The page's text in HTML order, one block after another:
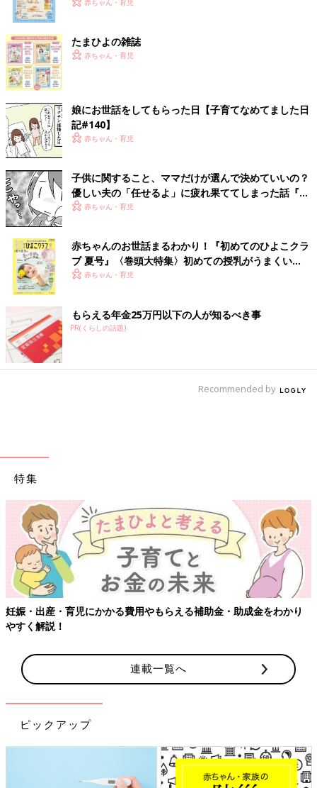
いっぱい！
赤ちゃん・育児
たまひよの雑誌
赤ちゃん・育児
娘にお世話をしてもらった日【子育てなめてました日
記#140】
赤ちゃん・育児
子供に関すること、ママだけが選んで決めていいの？
優しい夫の「任せるよ」に疲れ果ててしまった話『ふ
うふう子育て ＃43』
赤ちゃん・育児
赤ちゃんのお世話まるわかり！『初めてのひよこクラ
ブ 夏号』〈巻頭大特集〉初めての授乳がうまくい
く！ おっぱい・ミルクの基本と夏のトラブル 解決テ
赤ちゃん・育児
もらえる年金25万円以下の人が知るべき事
PR(くらしの話題)
Recommended by
特集
妊娠・出産・育児にかかる費用やもらえる補助金・助成金をわかり
やすく解説！
連載一覧へ
ピックアップ